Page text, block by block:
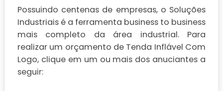
Possuindo centenas de empresas, o Soluções
Industriais é a ferramenta business to business
mais completo da área industrial. Para
realizar um orçamento de Tenda Inflável Com
Logo, clique em um ou mais dos anuciantes a
seguir: